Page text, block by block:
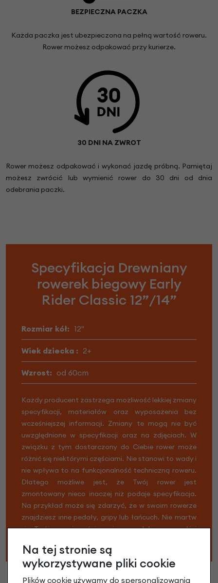
BEZPIECZNA PACZKA
Każda paczka jest ubezpieczona na pełną wartość roweru.
Rower możesz odpakować przy kurierze.
30 DNI NA ZWROT
Rower możesz odpakować i wykonać jazdę próbną. Pamiętaj
możesz zwrócić lub wymienić rower do 30 dni od dnia
odebrania paczki.
Specyfikacja Drewniany
rowerek biegowy Early
Rider Classic 12”/14”
Rozmiar kół: 12"
Wiek dziecka : 2+
Wzrost: od 60cm
Każdy producent zastrzega możliwość lekkiej zmiany
specyfikacji, materiałów oraz wyposażenia bez
wcześniejszej informacji. Zmiany te mogą nie być
uwzględnione w specyfikacji oraz na zdjęciach. W
związku z tym dostarczony do Ciebie rower może
różnić się niektórymi częściami. Nie stanowi to wady i
nie wpływa to na funkcjonalność techniczną roweru.
Dlatego możliwe jest, że Twój rower jest
zmontowany nieco inaczej niż podaje specyfikacja.
Na przykład może się zdarzyć, że w swoim rowerze
znajdziesz inne pedały, gripy lub łańcuch. Nie martw
się, Twój rower i części zamienne nadal są w wysokiej
Na tej stronie są
wykorzystywane pliki cookie
Plików cookie używamy do spersonalizowania